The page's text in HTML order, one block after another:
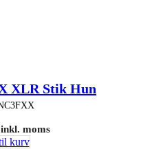
XLR Stik Hun
inkl. moms
kurv